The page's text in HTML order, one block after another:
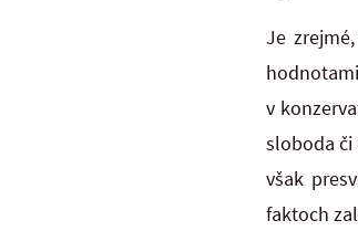
Je
v
sloboda či
však
faktoch